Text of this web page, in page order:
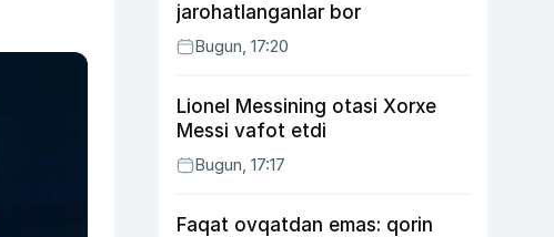
jarohatlanganlar bor
Bugun, 17:20
Lionel Messining otasi Xorxe
Messi vafot etdi
Bugun, 17:17
Faqat ovqatdan emas: qorin